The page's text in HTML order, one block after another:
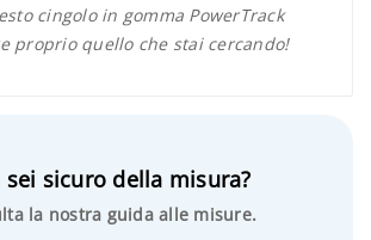
cingolo in gomma PowerTrack
proprio quello che stai cercando!
sei sicuro della misura?
la nostra guida alle misure.